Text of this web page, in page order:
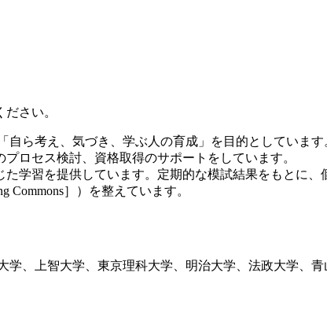
さい。
ら考え、気づき、学ぶ人の育成」を目的としていま
ロセス検討、資格取得のサポートをしています。
学習を提供しています。定期的な模試結果をもとに
Commons］）を整えています。
、上智大学、東京理科大学、明治大学、法政大学、